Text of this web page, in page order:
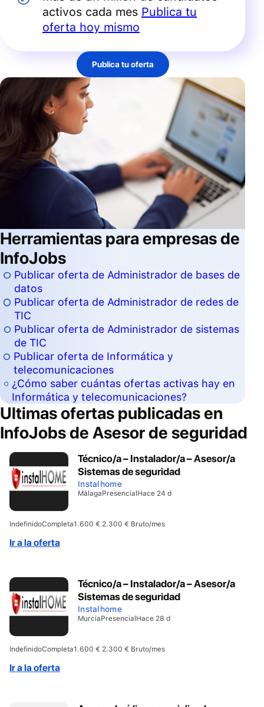
activos cada mes Publica tu
oferta hoy mismo
Publica tu oferta
Herramientas para empresas de
InfoJobs
Publicar oferta de Administrador de bases de
datos
Publicar oferta de Administrador de redes de
TIC
Publicar oferta de Administrador de sistemas
de TIC
Publicar oferta de Informática y
telecomunicaciones
¿Cómo saber cuántas ofertas activas hay en
Informática y telecomunicaciones?
Ultimas ofertas publicadas en
InfoJobs de Asesor de seguridad
Técnico/a – Instalador/a – Asesor/a
Sistemas de seguridad
Instalhome
MálagaPresencialHace 24 d
IndefinidoCompleta1.600 € 2.300 € Bruto/mes
Ir a la oferta
Técnico/a – Instalador/a – Asesor/a
Sistemas de seguridad
Instalhome
MurciaPresencialHace 28 d
IndefinidoCompleta1.600 € 2.300 € Bruto/mes
Ir a la oferta